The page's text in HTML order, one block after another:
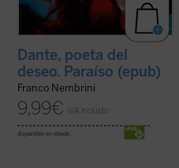
Dante, poeta del
deseo. Paraíso (epub)
Franco Nembrini
9,99€ IVA incluido
disponible en ebook: